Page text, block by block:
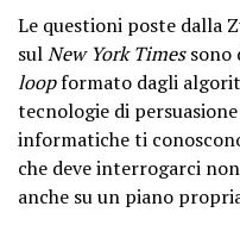
Le questioni poste dalla
sulNew York Timessono
loopformato dagli
tecnologie di
informatiche ti
che deve interrogarci
anche su un piano